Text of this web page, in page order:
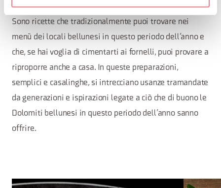
Sono ricette che tradizionalmente puoi trovare nei
menù dei locali bellunesi in questo periodo dell’anno e
che, se hai voglia di cimentarti ai fornelli, puoi provare a
riproporre anche a casa. In queste preparazioni,
semplici e casalinghe, si intrecciano usanze tramandate
da generazioni e ispirazioni legate a ciò che di buono le
Dolomiti bellunesi in questo periodo dell’anno sanno
offrire.